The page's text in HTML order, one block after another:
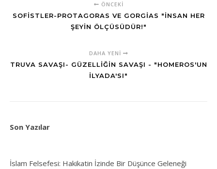
ÖNCEKI
SOFISTLER-PROTAGORAS VE GORGIAS "İNSAN HER
ŞEYIN ÖLÇÜSÜDÜR!"
DAHA YENI
TRUVA SAVAŞI- GÜZELLIĞIN SAVAŞI - "HOMEROS'UN
İLYADA'SI"
Son Yazılar
İslam Felsefesi: Hakikatin İzinde Bir Düşünce Geleneği